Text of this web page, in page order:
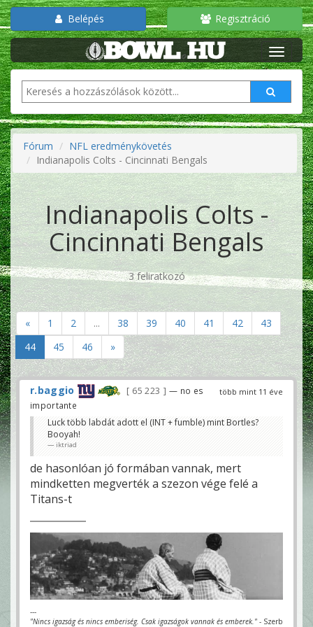
Belépés Regisztráció
Fórum
NFL eredménykövetés
Indianapolis Colts - Cincinnati Bengals
Indianapolis Colts -
Cincinnati Bengals
3 feliratkozó
« 1 2 ... 38 39 40 41 42
43
44
45 46 »
több mint 11 éve
r.baggio 65 223
— no es
importante
Luck több labdát adott el (INT + fumble) mint Bortles?
Booyah!
iktriad
de hasonlóan jó formában vannak, mert
mindketten megverték a szezon vége felé a
Titans-t
---
"Nincs igazság és nincs emberiség. Csak igazságok vannak és emberek." - Szerb